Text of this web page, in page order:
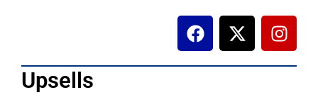
F
a
X
-
I
n
Upsells